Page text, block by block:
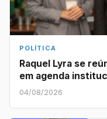
POLÍTICA
Raquel Lyra se
em agenda
04/08/2026